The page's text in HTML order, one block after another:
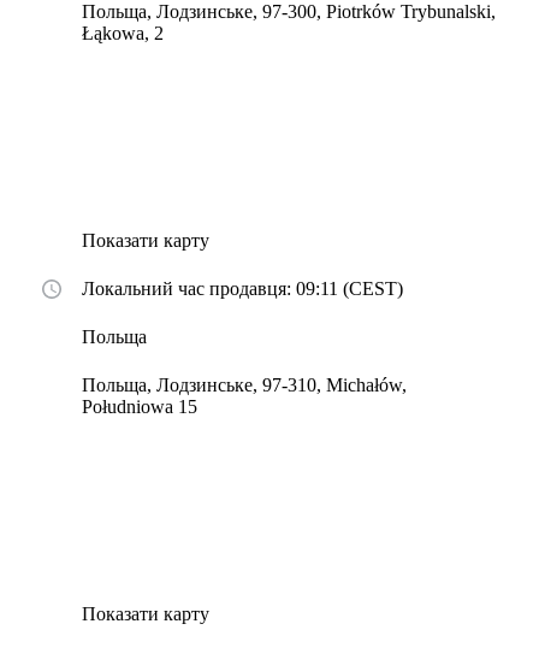
Польща, Лодзинське, 97-300, Piotrków Trybunalski,
Łąkowa, 2
Показати карту
Локальний час продавця: 09:11 (CEST)
Польща
Польща, Лодзинське, 97-310, Michałów,
Południowa 15
Показати карту